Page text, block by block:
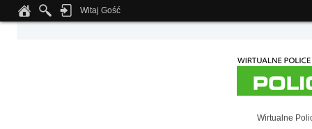
Notice: Undefined index: tapatalk_body_hook in
Witaj Gość
Wirtualne